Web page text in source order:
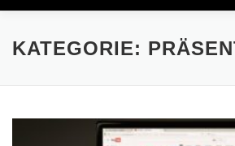
ÜBER UNS INNOVATIONEN
KATEGORIE: